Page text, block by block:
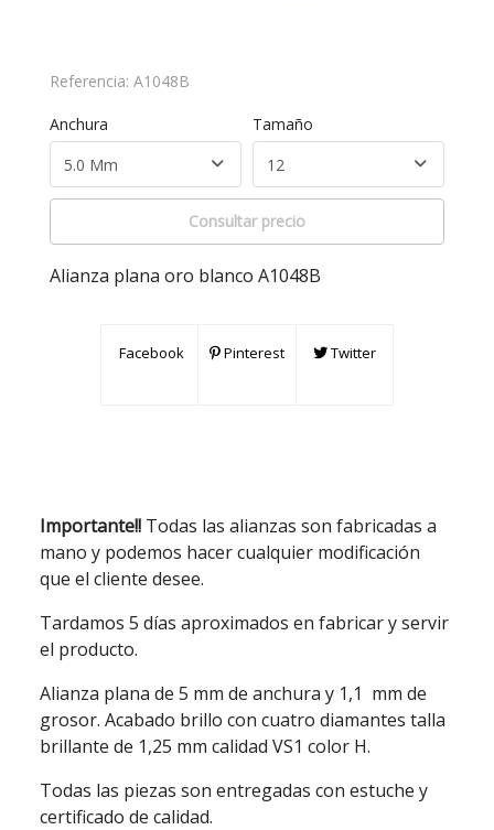
Referencia: A1048B
Anchura Tamaño
Consultar precio
Alianza plana oro blanco A1048B
Facebook Pinterest Twitter
Importante!!Todas las alianzas son fabricadas a
mano y podemos hacer cualquier modificación
que el cliente desee.
Tardamos 5 días aproximados en fabricar y servir
el producto.
Alianza plana de 5 mm de anchura y 1,1 mm de
grosor. Acabado brillo con cuatro diamantes talla
brillante de 1,25 mm calidad VS1 color H.
Todas las piezas son entregadas con estuche y
certificado de calidad.